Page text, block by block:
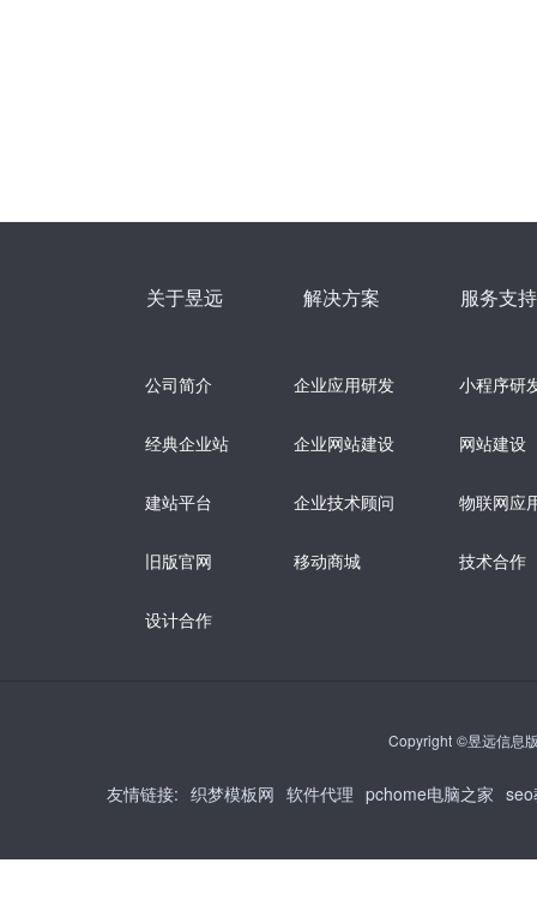
关于昱远
公司简介
经典企业站
建站平台
旧版官网
设计合作
解决方案
企业应用研发
企业网站建设
企业技术顾问
移动商城
服务支持
小程序研
网站建设
物联网应
技术合作
Copyright ©昱远信息
友情链接: 织梦模板网 软件代理 pchome电脑之家